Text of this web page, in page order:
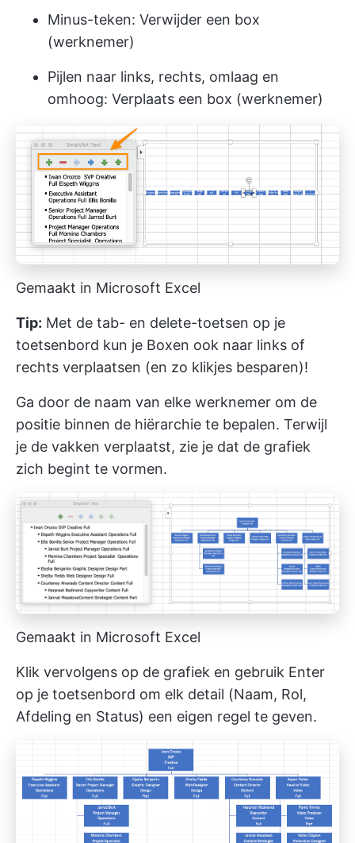
Minus-teken: Verwijder een box
(werknemer)
Pijlen naar links, rechts, omlaag en
omhoog: Verplaats een box (werknemer)
Gemaakt in Microsoft Excel
Tip: Met de tab- en delete-toetsen op je
toetsenbord kun je Boxen ook naar links of
rechts verplaatsen (en zo klikjes besparen)!
Ga door de naam van elke werknemer om de
positie binnen de hiërarchie te bepalen. Terwijl
je de vakken verplaatst, zie je dat de grafiek
zich begint te vormen.
Gemaakt in Microsoft Excel
Klik vervolgens op de grafiek en gebruik Enter
op je toetsenbord om elk detail (Naam, Rol,
Afdeling en Status) een eigen regel te geven.